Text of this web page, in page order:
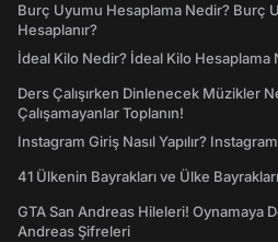
Burç Uyumu Hesaplama Nedir? Burç
Hesaplanır?
İdeal Kilo Nedir? İdeal Kilo Hesaplama
Ders Çalışırken Dinlenecek Müzikler
Çalışamayanlar Toplanın!
Instagram Giriş Nasıl Yapılır?
41 Ülkenin Bayrakları ve Ülke
GTA San Andreas Hileleri! Oynamaya
Andreas Şifreleri